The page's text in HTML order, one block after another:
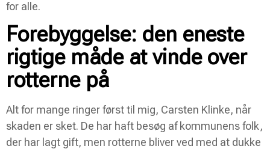
for alle.
Forebyggelse: den eneste
rigtige måde at vinde over
rotterne på
Alt for mange ringer først til mig, Carsten Klinke, når
skaden er sket. De har haft besøg af kommunens folk,
der har lagt gift, men rotterne bliver ved med at dukke